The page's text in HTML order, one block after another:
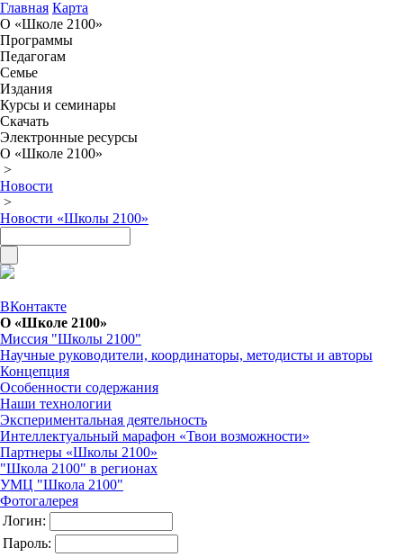
Главная Карта
О «Школе 2100»
Программы
Педагогам
Семье
Издания
Курсы и семинары
Скачать
Электронные ресурсы
О «Школе 2100»
>
Новости
>
Новости «Школы 2100»
ВКонтакте
О «Школе 2100»
Миссия "Школы 2100"
Научные руководители, координаторы, методисты и авторы
Концепция
Особенности содержания
Наши технологии
Экспериментальная деятельность
Интеллектуальный марафон «Твои возможности»
Партнеры «Школы 2100»
"Школа 2100" в регионах
УМЦ "Школа 2100"
Фотогалерея
Логин:
Пароль: